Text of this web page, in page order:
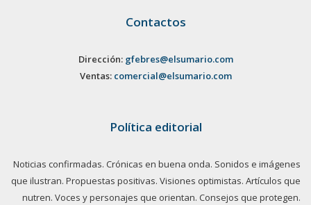
Contactos
Dirección: gfebres@elsumario.com
Ventas: comercial@elsumario.com
Política editorial
Noticias confirmadas. Crónicas en buena onda. Sonidos e imágenes
que ilustran. Propuestas positivas. Visiones optimistas. Artículos que
nutren. Voces y personajes que orientan. Consejos que protegen.